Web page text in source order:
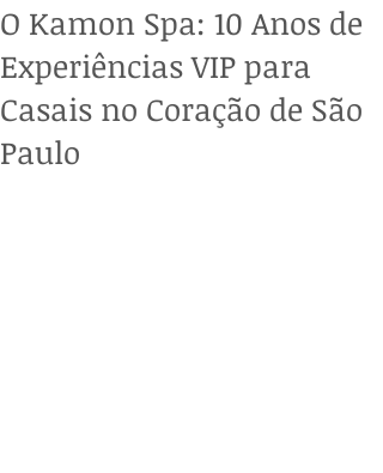
O Kamon Spa: 10 Anos de
Experiências VIP para
Casais no Coração de São
Paulo